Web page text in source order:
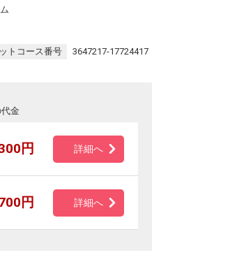
トコース番号 3647217-17724417
金
円 詳細へ
円 詳細へ